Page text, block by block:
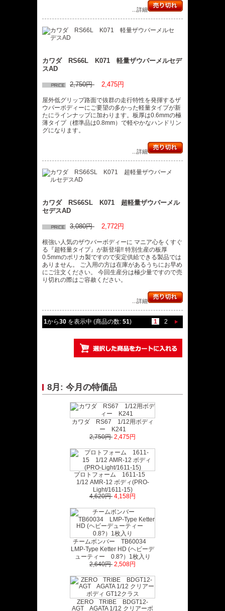
...詳細
カワダ RS66L K071 軽量ザウバーメルセデ
スAD
2,750円 2,475円
屋外低グリップ路面で抜群の走行特性を発揮するザ
ウバーボディーにご要望の多かった軽量タイプが新
たにラインナップに加わります。板厚は0.6mmの極
薄タイプ（標準品は0.8mm）で軽やかなハンドリン
グになります。
...詳細
カワダ RS66SL K071 超軽量ザウバーメル
セデスAD
3,080円 2,772円
根強い人気のザウバーボディーに マニア心をくすぐ
る『超軽量タイプ』が新登場!! 特別生産の板厚
0.5mmのポリカ製ですので安定供給できる製品では
ありません。 ご入用の方は在庫があるうちにお早め
にご注文ください。 今回生産分は極少量ですので売
り切れの際はご容赦ください。
...詳細
1から30を表示中 (商品の数: 51) 1 2
8月: 今月の特価品
カワダ RS67 1/12用ボディ
ー K241
2,750円 2,475円
プロトフォーム 1611-15
1/12 AMR-12 ボディ(PRO-
Light/1611-15)
4,620円 4,158円
チームボンバー TB60034
LMP-Type Ketter HD (ヘビーデ
ューティー 0.8?）1枚入り
2,640円 2,508円
ZERO TRIBE BDGT12-
AGT AGATA 1/12 クリアーボ